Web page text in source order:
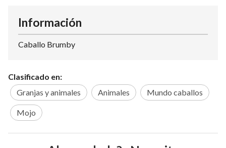
Información
Caballo Brumby
Clasificado en:
Granjas y animales
Animales Mundo caballos
Mojo